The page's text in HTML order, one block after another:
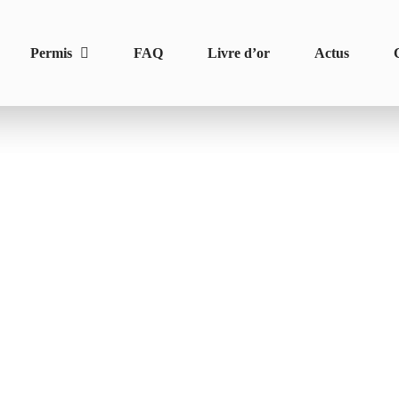
Permis FAQ Livre d’or Actus